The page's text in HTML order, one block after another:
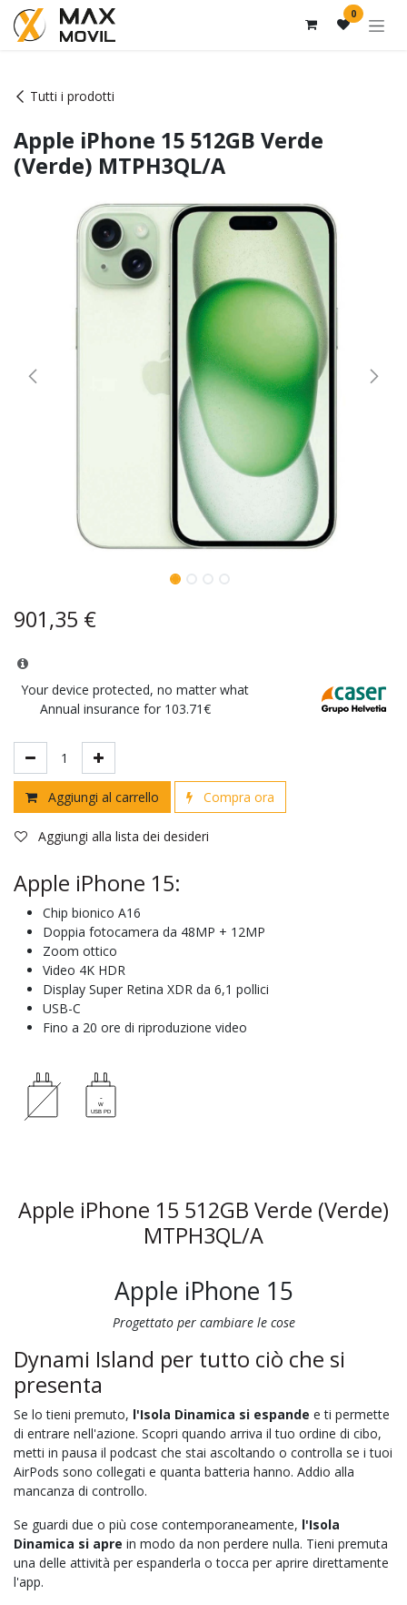
Passa al contenuto 0
Tutti i prodotti
Apple iPhone 15 512GB Verde
(Verde) MTPH3QL/A
901,35 €
Your device protected, no matter what
Annual insurance for 103.71€
Aggiungi al carrello Compra ora
Aggiungi alla lista dei desideri
Apple iPhone 15:
Chip bionico A16
Doppia fotocamera da 48MP + 12MP
Zoom ottico
Video 4K HDR
Display Super Retina XDR da 6,1 pollici
USB-C
Fino a 20 ore di riproduzione video
Apple iPhone 15 512GB Verde (Verde)
MTPH3QL/A
Apple iPhone 15
Progettato per cambiare le cose
Dynami Island per tutto ciò che si
presenta
Se lo tieni premuto, l'Isola Dinamica si espande e ti permette
di entrare nell'azione. Scopri quando arriva il tuo ordine di cibo,
metti in pausa il podcast che stai ascoltando o controlla se i tuoi
AirPods sono collegati e quanta batteria hanno. Addio alla
mancanza di controllo.
Se guardi due o più cose contemporaneamente, l'Isola
Dinamica si apre in modo da non perdere nulla. Tieni premuta
una delle attività per espanderla o tocca per aprire direttamente
l'app.